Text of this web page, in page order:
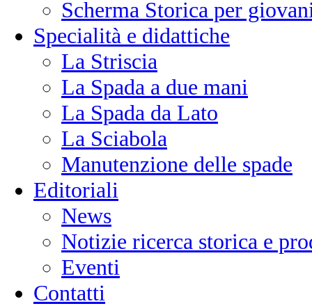
Scherma Storica per
Specialità e didattiche
La Striscia
La Spada a due mani
La Spada da Lato
La Sciabola
Manutenzione delle spade
Editoriali
News
Notizie ricerca storica e
Eventi
Contatti